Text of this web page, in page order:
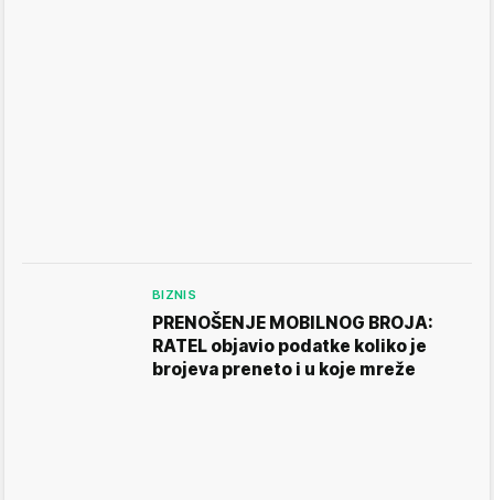
BIZNIS
PRENOŠENJE MOBILNOG BROJA:
RATEL objavio podatke koliko je
brojeva preneto i u koje mreže